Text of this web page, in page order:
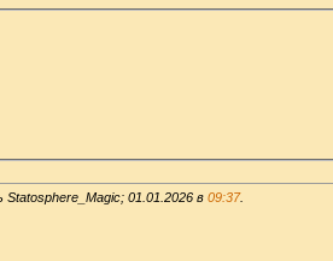
01.01.2026 в 09:37.